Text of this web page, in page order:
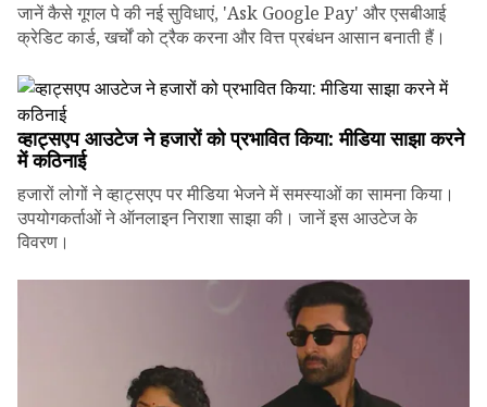
जानें कैसे गूगल पे की नई सुविधाएं, 'Ask Google Pay' और एसबीआई
क्रेडिट कार्ड, खर्चों को ट्रैक करना और वित्त प्रबंधन आसान बनाती हैं।
व्हाट्सएप आउटेज ने हजारों को प्रभावित किया: मीडिया साझा करने
में कठिनाई
हजारों लोगों ने व्हाट्सएप पर मीडिया भेजने में समस्याओं का सामना किया।
उपयोगकर्ताओं ने ऑनलाइन निराशा साझा की। जानें इस आउटेज के
विवरण।